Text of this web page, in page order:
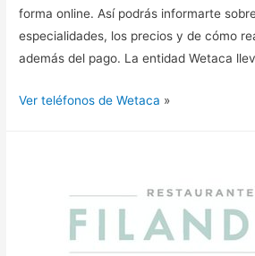
forma online. Así podrás informarte
especialidades, los precios y de cómo
además del pago. La entidad Wetaca
Ver teléfonos de Wetaca »